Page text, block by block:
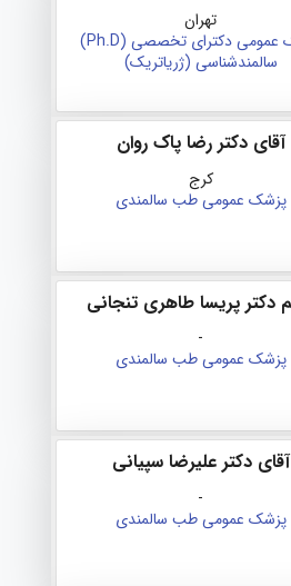
تهران
عمومی
دکترای تخصصی (Ph.D)
سالمندشناسی (ژریاتریک)
آقای دکتر رضا پاک روان
کرج
پزشک عمومیطب سالمندی
دکتر پریسا طاهری تنجانی
-
پزشک عمومیطب سالمندی
آقای دکتر علیرضا سپیانی
-
پزشک عمومیطب سالمندی